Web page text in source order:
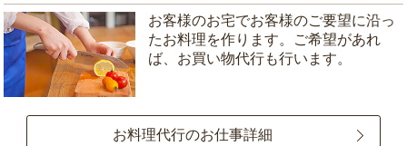
お客様のお宅でお客様のご要望に沿っ
たお料理を作ります。ご希望があれ
ば、お買い物代行も行います。
お料理代行のお仕事詳細